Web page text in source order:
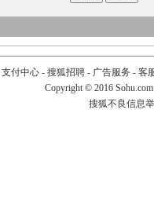
支付中心- 搜狐招聘- 广告服务 - 客
Copyright © 2016
搜狐不良信息